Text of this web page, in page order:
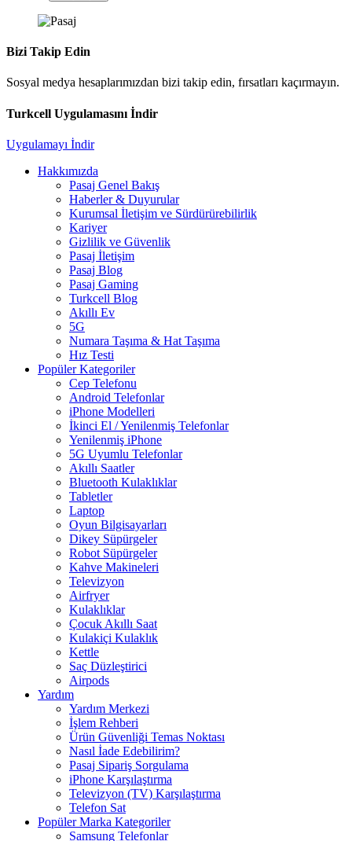
Bizi Takip Edin
Sosyal medya hesaplarımızdan bizi takip edin, fırsatları kaçırmayın.
Turkcell Uygulamasını İndir
Uygulamayı İndir
Hakkımızda
Pasaj Genel Bakış
Haberler & Duyurular
Kurumsal İletişim ve Sürdürürebilirlik
Kariyer
Gizlilik ve Güvenlik
Pasaj İletişim
Pasaj Blog
Pasaj Gaming
Turkcell Blog
Akıllı Ev
5G
Numara Taşıma & Hat Taşıma
Hız Testi
Popüler Kategoriler
Cep Telefonu
Android Telefonlar
iPhone Modelleri
İkinci El / Yenilenmiş Telefonlar
Yenilenmiş iPhone
5G Uyumlu Telefonlar
Akıllı Saatler
Bluetooth Kulaklıklar
Tabletler
Laptop
Oyun Bilgisayarları
Dikey Süpürgeler
Robot Süpürgeler
Kahve Makineleri
Televizyon
Airfryer
Kulaklıklar
Çocuk Akıllı Saat
Kulakiçi Kulaklık
Kettle
Saç Düzleştirici
Airpods
Yardım
Yardım Merkezi
İşlem Rehberi
Ürün Güvenliği Temas Noktası
Nasıl İade Edebilirim?
Pasaj Sipariş Sorgulama
iPhone Karşılaştırma
Televizyon (TV) Karşılaştırma
Telefon Sat
Popüler Marka Kategoriler
Samsung Telefonlar